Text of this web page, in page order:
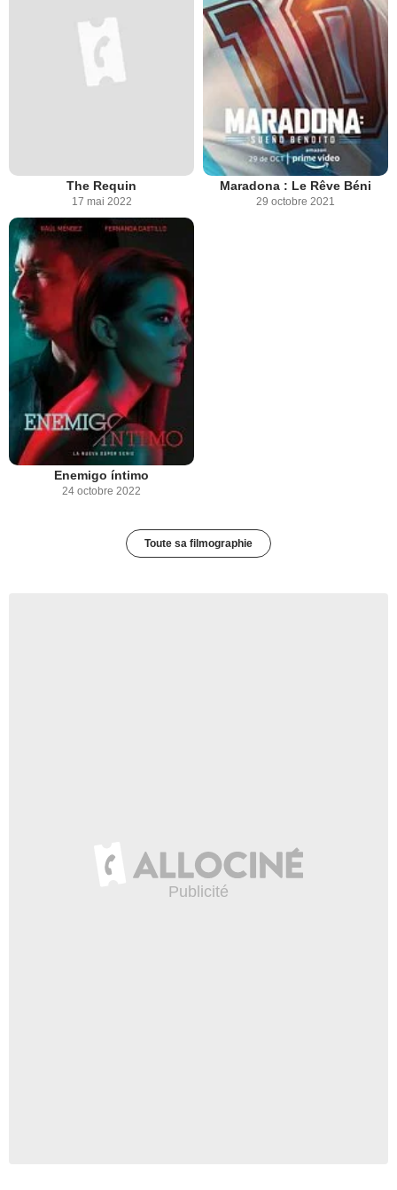
The Requin
17 mai 2022
Maradona : Le Rêve Béni
29 octobre 2021
Enemigo íntimo
24 octobre 2022
Toute sa filmographie